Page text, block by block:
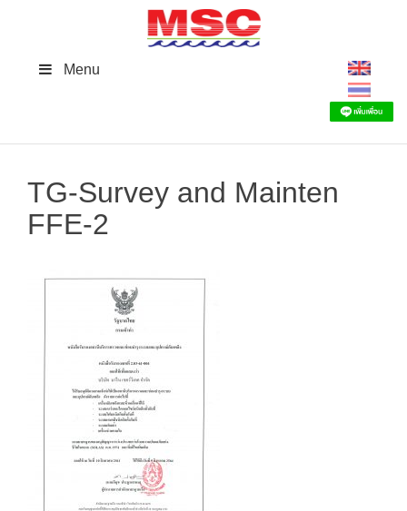
Menu
TG-Survey and Mainten
FFE-2